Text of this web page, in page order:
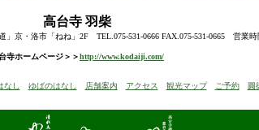
前日までにご予約ください。
当日はお並びいただいた順に席へご案内いたします。
高台寺・秋の夜の観月茶会と秋の夜間特別拝観のお知ら
らせを追加しました。
昨今の原材料費・燃料費・人件費等の高騰によりやむを
いただきます
高台寺 羽柴
京・洛市「ねね」2F TEL.075-531-0666 FAX.075-531-0665 営業時
寺ホームページ＞＞http://www.kodaiji.com/
し ゆばのはなし 店舗案内 アクセス 観光マップ ご予約 圓